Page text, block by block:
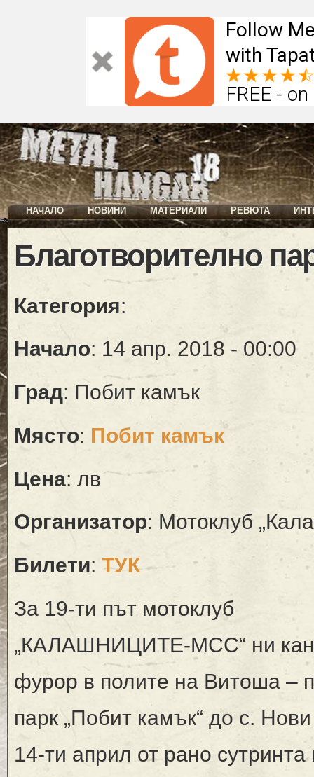
Follow
with
FREE -
НАЧАЛО НОВИНИ МАТЕРИАЛИ РЕВЮТА
Благотворително
Категория:
Начало: 14 апр. 2018 - 00:00
Град: Побит камък
Място: Побит камък
Цена: лв
Организатор: Мотоклуб
Билети: ТУК
За 19-ти път мотоклуб
„КАЛАШНИЦИТЕ-МСС“ ни
фурор в полите на Витоша –
парк „Побит камък“ до с.
14-ти април от рано сутринта